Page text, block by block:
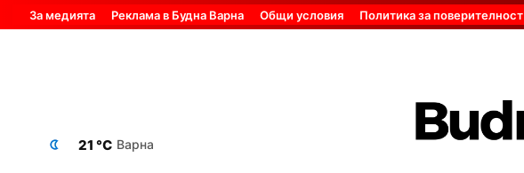
За медията Реклама в Будна Варна Общи условия Политика за поверителност
21 °C Варна